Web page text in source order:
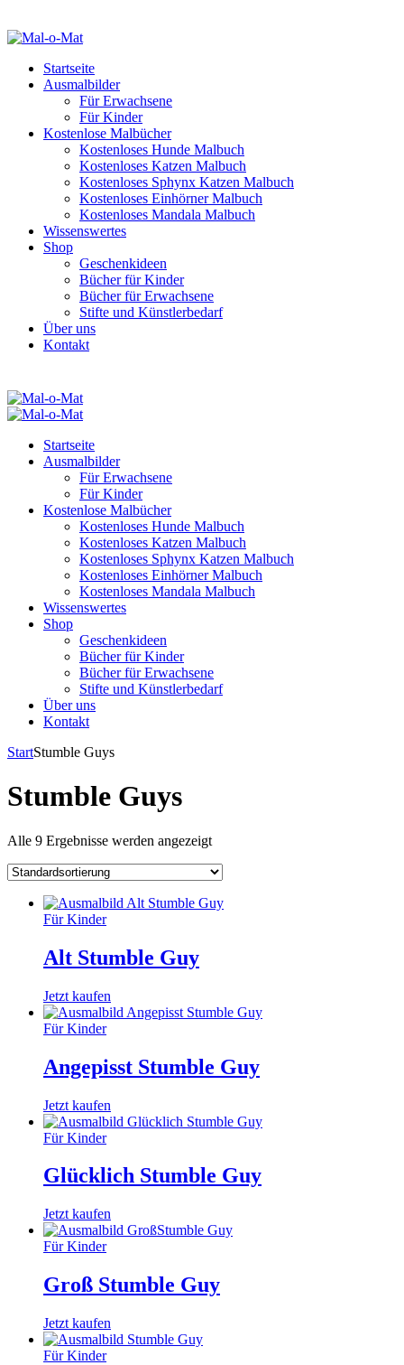
Startseite
Ausmalbilder
Für Erwachsene
Für Kinder
Kostenlose Malbücher
Kostenloses Hunde Malbuch
Kostenloses Katzen Malbuch
Kostenloses Sphynx Katzen Malbuch
Kostenloses Einhörner Malbuch
Kostenloses Mandala Malbuch
Wissenswertes
Shop
Geschenkideen
Bücher für Kinder
Bücher für Erwachsene
Stifte und Künstlerbedarf
Über uns
Kontakt
Startseite
Ausmalbilder
Für Erwachsene
Für Kinder
Kostenlose Malbücher
Kostenloses Hunde Malbuch
Kostenloses Katzen Malbuch
Kostenloses Sphynx Katzen Malbuch
Kostenloses Einhörner Malbuch
Kostenloses Mandala Malbuch
Wissenswertes
Shop
Geschenkideen
Bücher für Kinder
Bücher für Erwachsene
Stifte und Künstlerbedarf
Über uns
Kontakt
StartStumble Guys
Stumble Guys
Alle 9 Ergebnisse werden angezeigt
Für Kinder
Alt Stumble Guy
Jetzt kaufen
Für Kinder
Angepisst Stumble Guy
Jetzt kaufen
Für Kinder
Glücklich Stumble Guy
Jetzt kaufen
Für Kinder
Groß Stumble Guy
Jetzt kaufen
Für Kinder